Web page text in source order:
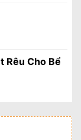
Rêu Cho Bể